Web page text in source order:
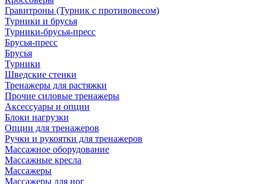
Гравитроны (Турник с противовесом)
Турники и брусья
Турники-брусья-пресс
Брусья-пресс
Брусья
Турники
Шведские стенки
Тренажеры для растяжки
Прочие силовые тренажеры
Аксессуары и опции
Блоки нагрузки
Опции для тренажеров
Ручки и рукоятки для тренажеров
Массажное оборудование
Массажные кресла
Массажеры
Массажеры для ног